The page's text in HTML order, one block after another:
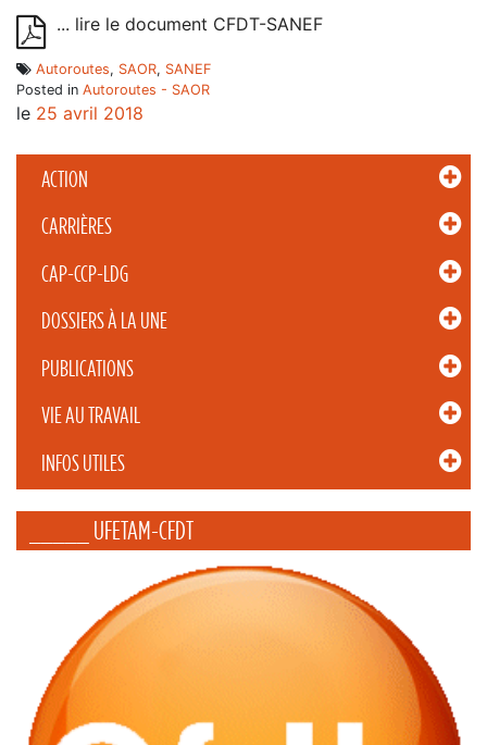
ACTION
CARRIÈRES
CAP-CCP-LDG
DOSSIERS À LA UNE
PUBLICATIONS
VIE AU TRAVAIL
INFOS UTILES
_____ UFETAM-CFDT
... lire le document CFDT-SANEF
Autoroutes, SAOR, SANEF
Posted in Autoroutes - SAOR
le 25 avril 2018